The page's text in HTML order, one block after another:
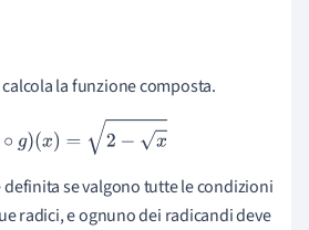
la funzione composta.
(f∘g (x) =2−x
se valgono tutte le condizioni
radici, e ognuno dei radicandi deve